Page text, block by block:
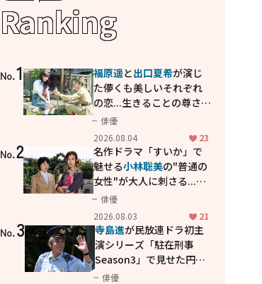
Ranking
No.1 福原遥と出口夏希が演じ
た儚くも美しいそれぞれ
の恋...生きることの尊さを
教えてくれた映画「あの
花が咲く丘で、君とまた出
会えたら。」
俳優
2026.08.04
23
No.2
名作ドラマ「すいか」で
魅せる小林聡美の"普通の
女性"が大人に刺さる...映
画「かもめ食堂」にも通
じる静かな芝居
俳優
2026.08.03
21
No.3 寺島進が民放連ドラ初主
演シリーズ「駐在刑事
Season3」で見せた円熟
の演技
俳優